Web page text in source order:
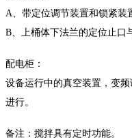
A、带定位调节装置和锁紧装
B、上桶体下法兰的定位止口
配电柜：
设备运行中的真空装置，变
进行。
备注：搅拌具有定时功能。